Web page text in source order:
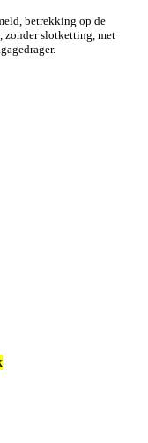
betrekking op de
zonder slotketting, met